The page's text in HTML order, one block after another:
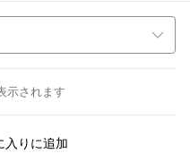
示されます
入りに追加